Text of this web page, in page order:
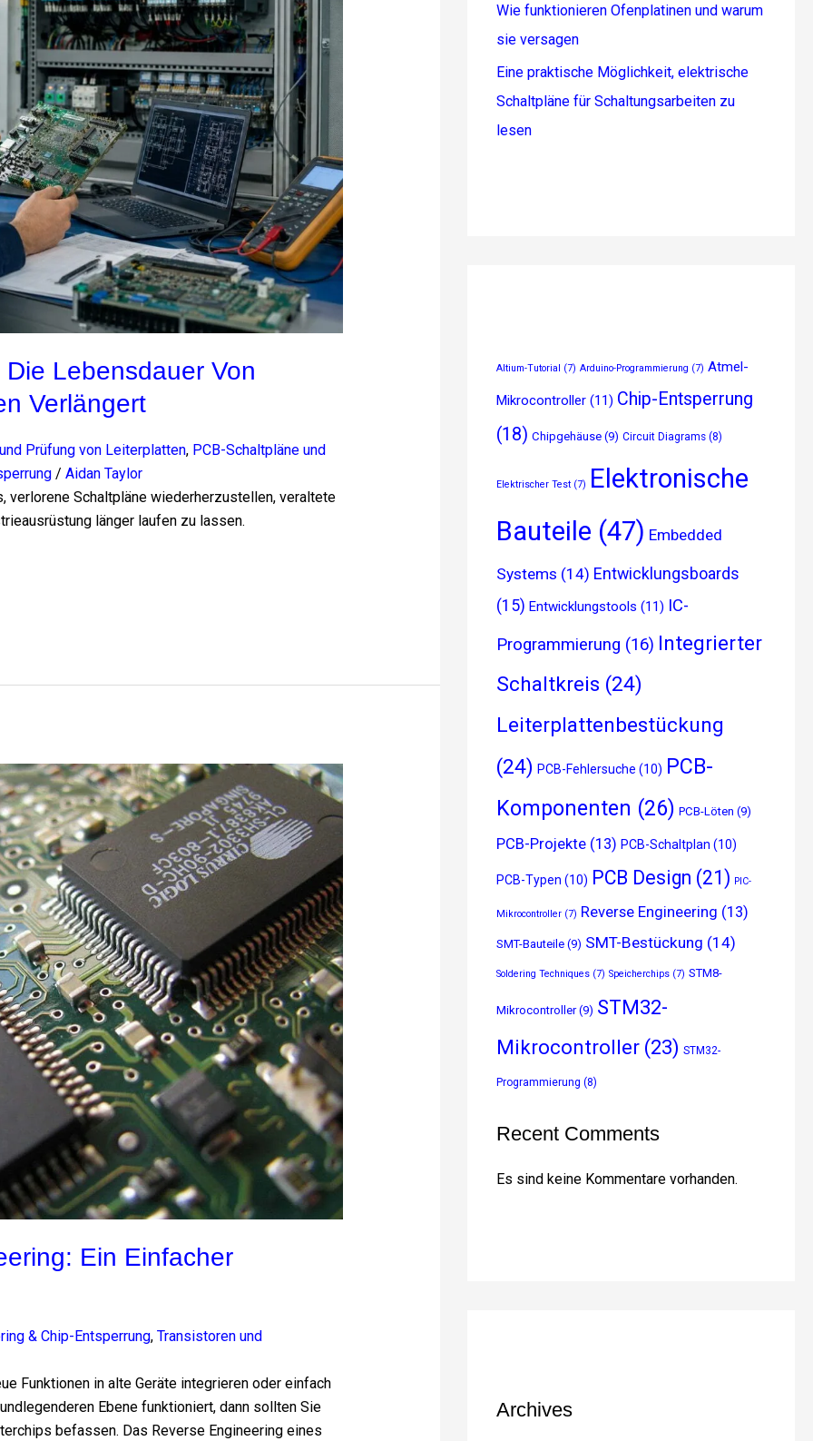
Lebensdauer Von
Verlängert
Prüfung von Leiterplatten, PCB-Schaltpläne und
/ Aidan Taylor
verlorene Schaltpläne wiederherzustellen, veraltete
länger laufen zu lassen.
Ein Einfacher
& Chip-Entsperrung, Transistoren und
Funktionen in alte Geräte integrieren oder einfach
Ebene funktioniert, dann sollten Sie
befassen. Das Reverse Engineering eines
Wie funktionieren Ofenplatinen und warum
sie versagen
Eine praktische Möglichkeit, elektrische
Schaltpläne für Schaltungsarbeiten zu
lesen
Altium-Tutorial (7) Arduino-Programmierung (7) Atmel-
Mikrocontroller(11) Chip-Entsperrung
(18) Chipgehäuse(9) Circuit Diagrams(8)
Elektrischer Test(7) Elektronische
Bauteile (47) Embedded
Systems (14) Entwicklungsboards
(15) Entwicklungstools (11) IC-
Programmierung (16) Integrierter
Schaltkreis (24)
Leiterplattenbestückung
(24) PCB-Fehlersuche (10) PCB-
Komponenten (26) PCB-Löten (9)
PCB-Projekte(13) PCB-Schaltplan (10)
PCB-Typen (10) PCB Design (21) PIC-
Mikrocontroller(7) Reverse Engineering (13)
SMT-Bauteile(9) SMT-Bestückung (14)
Soldering Techniques(7) Speicherchips(7) STM8-
Mikrocontroller(9) STM32-
Mikrocontroller(23) STM32-
Programmierung (8)
Recent Comments
Es sind keine Kommentare vorhanden.
Archives